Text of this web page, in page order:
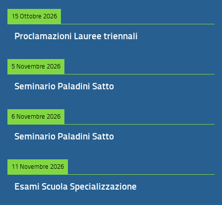
15 Ottobre 2026
Proclamazioni Lauree triennali
5 Novembre 2026
Seminario Paladini Satto
6 Novembre 2026
Seminario Paladini Satto
11 Novembre 2026
Esami Scuola Specializzazione